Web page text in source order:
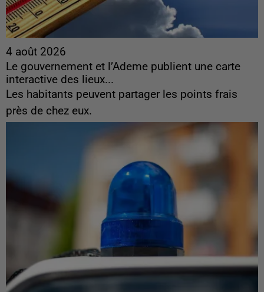
4 août 2026
Le gouvernement et l’Ademe publient une carte
interactive des lieux...
Les habitants peuvent partager les points frais
près de chez eux.